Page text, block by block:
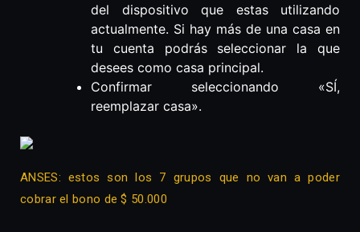
del dispositivo que estas utilizando
actualmente. Si hay más de una casa en
tu cuenta podrás seleccionar la que
desees como casa principal.
Confirmar seleccionando «SÍ,
reemplazar casa».
ANSES: estos son los 7 grupos que no van a poder
cobrar el bono de $ 50.000